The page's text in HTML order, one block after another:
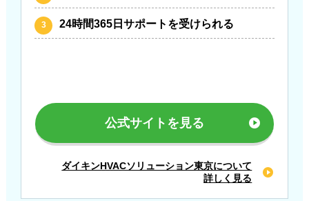
24時間365日サポートを受けられる
公式サイトを見る
ダイキンHVACソリューション東京について
詳しく見る